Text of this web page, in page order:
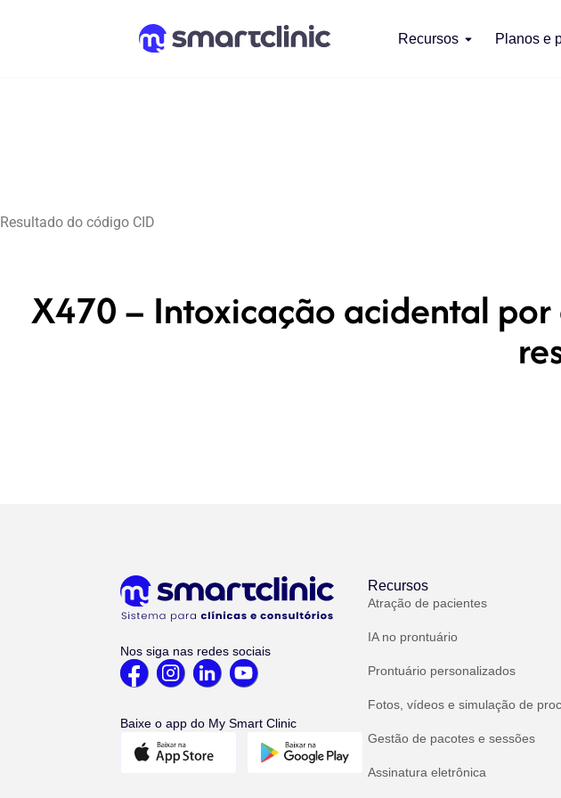
Recursos Planos e
Resultado do código CID
X470 – Intoxicação acidental por
Nos siga nas redes sociais
Baixe o app do My Smart Clinic
Recursos
Atração de pacientes
IA no prontuário
Prontuário personalizados
Fotos, vídeos e simulação de
Gestão de pacotes e sessões
Assinatura eletrônica